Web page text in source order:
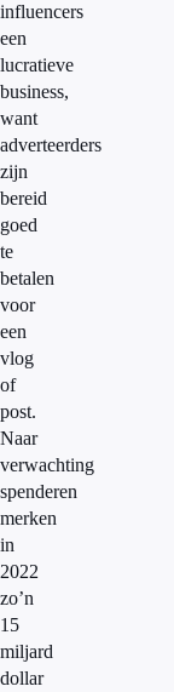
influencers
een
lucratieve
business,
want
adverteerders
zijn
bereid
goed
te
betalen
voor
een
vlog
of
post.
Naar
verwachting
spenderen
merken
in
2022
zo’n
15
miljard
dollar